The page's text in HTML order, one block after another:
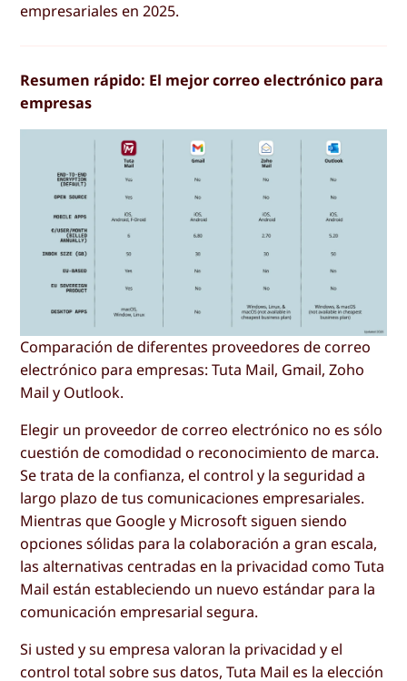
empresariales en 2025.
Resumen rápido: El mejor correo electrónico para
empresas
Comparación de diferentes proveedores de correo
electrónico para empresas: Tuta Mail, Gmail, Zoho
Mail y Outlook.
Elegir un proveedor de correo electrónico no es sólo
cuestión de comodidad o reconocimiento de marca.
Se trata de la confianza, el control y la seguridad a
largo plazo de tus comunicaciones empresariales.
Mientras que Google y Microsoft siguen siendo
opciones sólidas para la colaboración a gran escala,
las alternativas centradas en la privacidad como Tuta
Mail están estableciendo un nuevo estándar para la
comunicación empresarial segura.
Si usted y su empresa valoran la privacidad y el
control total sobre sus datos, Tuta Mail es la elección